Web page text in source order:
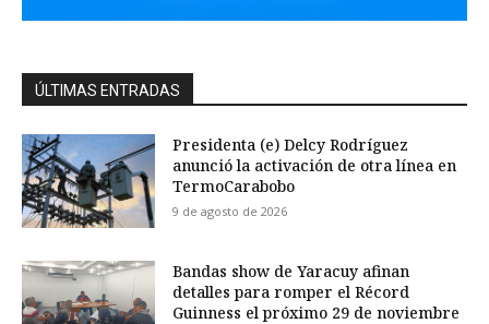
ÚLTIMAS ENTRADAS
Presidenta (e) Delcy Rodríguez
anunció la activación de otra línea en
TermoCarabobo
9 de agosto de 2026
Bandas show de Yaracuy afinan
detalles para romper el Récord
Guinness el próximo 29 de noviembre